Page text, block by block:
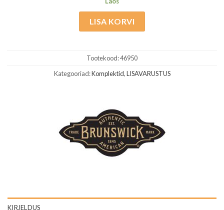
LISA KORVI
Tootekood:46950
Kategooriad:Komplektid,LISAVARUSTUS
KIRJELDUS